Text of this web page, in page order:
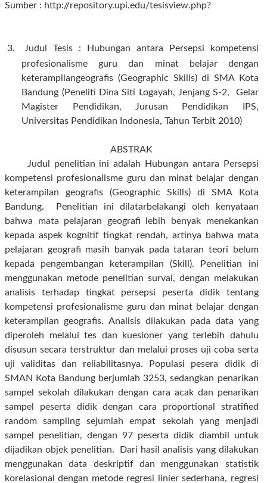
Sumber : http://repository.upi.edu/tesisview.php?
3. JudulTesis :
Hubungan antara Persepsi kompetensi
profesionalisme guru dan minat belajar dengan
keterampilangeografis (Geographic Skills) di SMA Kota
Bandung (Peneliti Dina Siti Logayah, JenjangS-2,
Gelar
Magister Pendidikan, Jurusan Pendidikan IPS,
Universitas Pendidikan Indonesia, Tahun Terbit 2010)
ABSTRAK
Judul penelitian ini adalah Hubungan antara Persepsi
kompetensi profesionalisme guru dan minat belajar dengan
keterampilan geografis (Geographic Skills) di SMA Kota
Bandung. Penelitian ini dilatarbelakangi oleh kenyataan
bahwa mata pelajaran geografi lebih benyak menekankan
kepada aspek kognitif tingkat rendah, artinya bahwa mata
pelajaran geografi masih banyak pada tataran teori belum
kepada pengembangan keterampilan (Skill).
Penelitian ini
menggunakan metode penelitian survai, dengan melakukan
analisis terhadap tingkat persepsi peserta didik tentang
kompetensi profesionalisme guru dan minat belajar dengan
keterampilan geografis. Analisis dilakukan pada data yang
diperoleh melalui tes dan kuesioner yang terlebih dahulu
disusun secara terstruktur dan melalui proses uji coba serta
uji validitas dan reliabilitasnya. Populasi pesera didik di
SMAN Kota Bandung berjumlah 3253, sedangkan penarikan
sampel sekolah dilakukan dengan cara acak dan penarikan
sampel peserta didik dengan cara proportional stratified
random sampling sejumlah empat sekolah yang menjadi
sampel penelitian, dengan 97 peserta didik diambil untuk
dijadikan objek penelitian.
Dari hasil analisis yang dilakukan
menggunakan data deskriptif dan menggunakan statistik
korelasional dengan metode regresi linier sederhana, regresi